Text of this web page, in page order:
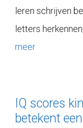
leren schrijven
letters
meer
IQ scores
betekent